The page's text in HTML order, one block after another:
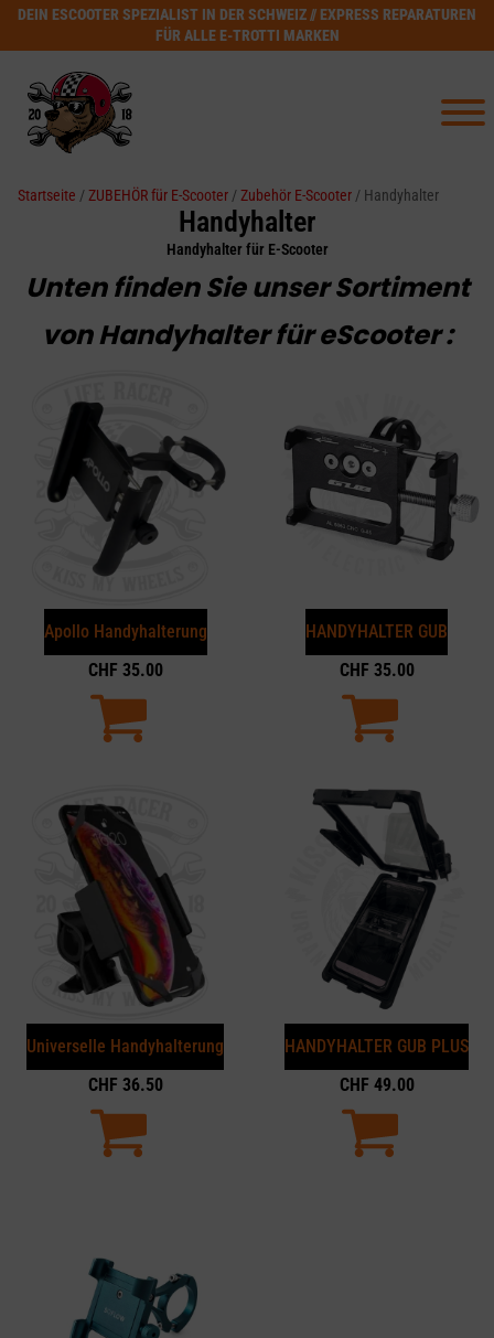
DEIN ESCOOTER SPEZIALIST IN DER SCHWEIZ // EXPRESS REPARATUREN
FÜR ALLE E-TROTTI MARKEN
Startseite /ZUBEHÖR für E-Scooter /Zubehör E-Scooter / Handyhalter
Handyhalter
Handyhalter für E-Scooter
Unten finden Sie unser Sortiment
von Handyhalter für eScooter :
Apollo Handyhalterung
CHF 35.00
HANDYHALTER GUB
CHF 35.00
Universelle Handyhalterung
CHF 36.50
HANDYHALTER GUB PLUS
CHF 49.00